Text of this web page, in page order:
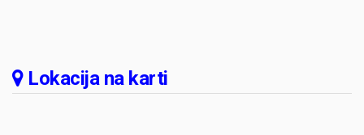
Lokacija na karti